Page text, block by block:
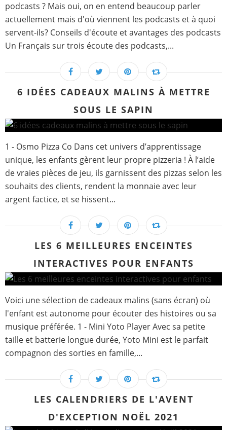
podcasts ? Mais oui, on en entend beaucoup parler
actuellement mais d'où viennent les podcasts et à quoi
servent-ils? Conseils d'écoute et avantages des podcasts
Un Français sur trois écoute des podcasts,...
6 IDÉES CADEAUX MALINS À METTRE
SOUS LE SAPIN
1 - Osmo Pizza Co Dans cet univers d’apprentissage
unique, les enfants gèrent leur propre pizzeria ! À l’aide
de vraies pièces de jeu, ils garnissent des pizzas selon les
souhaits des clients, rendent la monnaie avec leur
argent factice, et se hissent...
LES 6 MEILLEURES ENCEINTES
INTERACTIVES POUR ENFANTS
Voici une sélection de cadeaux malins (sans écran) où
l'enfant est autonome pour écouter des histoires ou sa
musique préférée. 1 - Mini Yoto Player Avec sa petite
taille et batterie longue durée, Yoto Mini est le parfait
compagnon des sorties en famille,...
LES CALENDRIERS DE L'AVENT
D'EXCEPTION NOËL 2021